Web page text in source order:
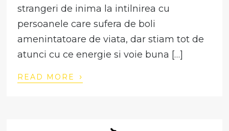
strangeri de inima la intilnirea cu
persoanele care sufera de boli
amenintatoare de viata, dar stiam tot de
atunci cu ce energie si voie buna […]
READ MORE ›